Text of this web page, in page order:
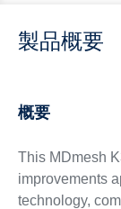
製品概要
概要
This MDmesh
improvements
technology,